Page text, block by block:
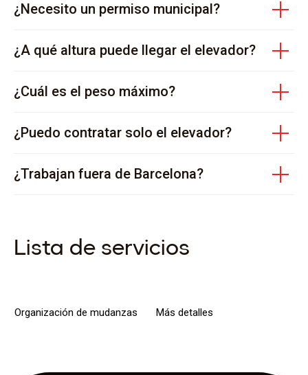
¿Necesito un permiso municipal?
¿A qué altura puede llegar el elevador?
¿Cuál es el peso máximo?
¿Puedo contratar solo el elevador?
¿Trabajan fuera de Barcelona?
Lista de servicios
Organización de mudanzas Más detalles